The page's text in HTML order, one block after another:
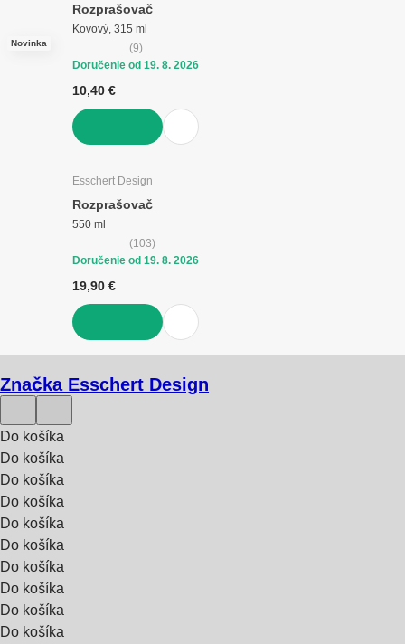
Novinka
Rozprašovač
Kovový, 315 ml
(9)
Doručenie od 19. 8. 2026
10,40 €
Esschert Design
Rozprašovač
550 ml
(103)
Doručenie od 19. 8. 2026
19,90 €
Značka Esschert Design
Do košíka
Do košíka
Do košíka
Do košíka
Do košíka
Do košíka
Do košíka
Do košíka
Do košíka
Do košíka